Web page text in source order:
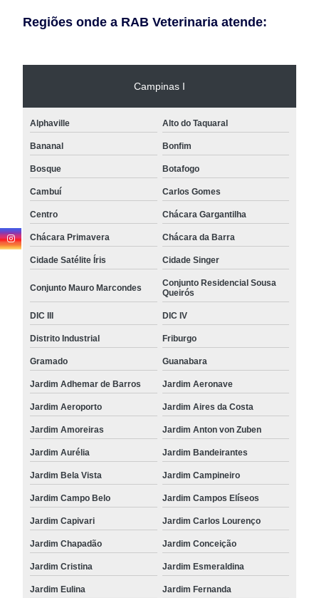
Regiões onde a RAB Veterinaria atende:
Campinas I
Alphaville Alto do Taquaral
Bananal Bonfim
Bosque Botafogo
Cambuí Carlos Gomes
Centro Chácara Gargantilha
Chácara Primavera Chácara da Barra
Cidade Satélite Íris Cidade Singer
Conjunto Mauro Marcondes
Conjunto Residencial Sousa
Queirós
DIC III DIC IV
Distrito Industrial Friburgo
Gramado Guanabara
Jardim Adhemar de Barros Jardim Aeronave
Jardim Aeroporto Jardim Aires da Costa
Jardim Amoreiras Jardim Anton von Zuben
Jardim Aurélia Jardim Bandeirantes
Jardim Bela Vista Jardim Campineiro
Jardim Campo Belo Jardim Campos Elíseos
Jardim Capivari Jardim Carlos Lourenço
Jardim Chapadão Jardim Conceição
Jardim Cristina Jardim Esmeraldina
Jardim Eulina Jardim Fernanda